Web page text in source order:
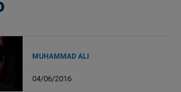
MUHAMMAD ALI
04/06/2016